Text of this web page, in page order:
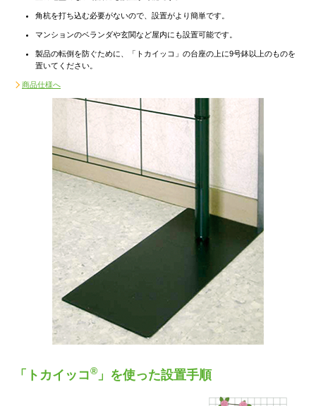
角杭を打ち込む必要がないので、設置がより簡単です。
マンションのベランダや玄関など屋内にも設置可能です。
製品の転倒を防ぐために、「トカイッコ」の台座の上に9号鉢以上のものを
置いてください。
商品仕様へ
「トカイッコ® 」を使った設置手順